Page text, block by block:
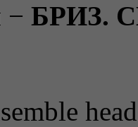
− БРИЗ.